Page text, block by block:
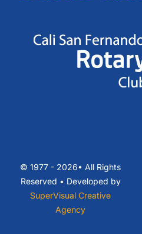
© 1977 - 2026• All Rights
Reserved • Developed by
SuperVisual Creative
Agency